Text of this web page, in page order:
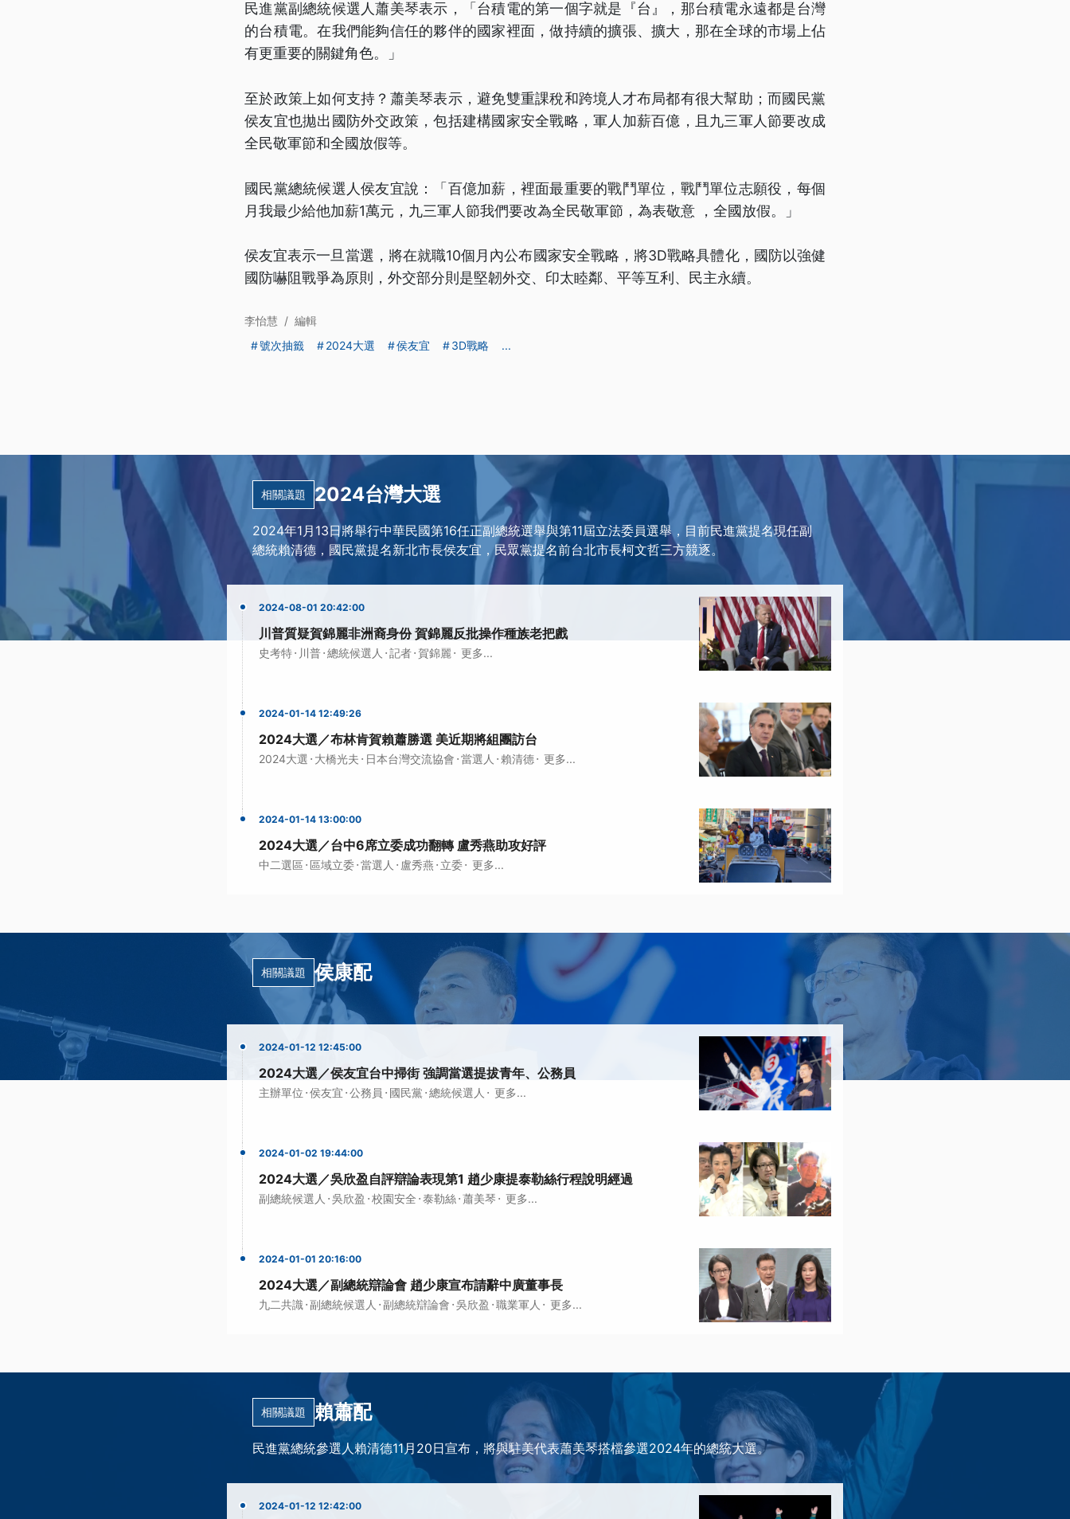
民進黨副總統候選人蕭美琴表示，「台積電的第一個字就是『台』，那台積電永遠都是台灣
的台積電。在我們能夠信任的夥伴的國家裡面，做持續的擴張、擴大，那在全球的市場上佔
有更重要的關鍵角色。」
至於政策上如何支持？蕭美琴表示，避免雙重課稅和跨境人才布局都有很大幫助；而國民黨
侯友宜也拋出國防外交政策，包括建構國家安全戰略，軍人加薪百億，且九三軍人節要改成
全民敬軍節和全國放假等。
國民黨總統候選人侯友宜說：「百億加薪，裡面最重要的戰鬥單位，戰鬥單位志願役，每個
月我最少給他加薪1萬元，九三軍人節我們要改為全民敬軍節，為表敬意 ，全國放假。」
侯友宜表示一旦當選，將在就職10個月內公布國家安全戰略，將3D戰略具體化，國防以強健
國防嚇阻戰爭為原則，外交部分則是堅韌外交、印太睦鄰、平等互利、民主永續。
李怡慧 / 編輯
號次抽籤
2024大選 侯友宜 3D戰略 ...
相關議題 2024台灣大選
2024年1月13日將舉行中華民國第16任正副總統選舉與第11屆立法委員選舉，目前民進黨提名現任副
總統賴清德，國民黨提名新北市長侯友宜，民眾黨提名前台北市長柯文哲三方競逐。
2024-08-01 20:42:00
川普質疑賀錦麗非洲裔身份 賀錦麗反批操作種族老把戲
史考特· 川普·總統候選人 ·記者· 賀錦麗 · 更多...
2024-01-14 12:49:26
2024大選／布林肯賀賴蕭勝選 美近期將組團訪台
2024大選 · 大橋光夫 · 日本台灣交流協會 ·當選人 · 賴清德· 更多...
2024-01-14 13:00:00
2024大選／台中6席立委成功翻轉 盧秀燕助攻好評
中二選區 · 區域立委·當選人 · 盧秀燕 · 立委· 更多...
相關議題 侯康配
2024-01-12 12:45:00
2024大選／侯友宜台中掃街 強調當選提拔青年、公務員
主辦單位 ·侯友宜 ·公務員 · 國民黨 ·總統候選人 · 更多...
2024-01-02 19:44:00
2024大選／吳欣盈自評辯論表現第1 趙少康提泰勒絲行程說明經過
副總統候選人 ·吳欣盈 ·校園安全 ·泰勒絲·蕭美琴 · 更多...
2024-01-01 20:16:00
2024大選／副總統辯論會 趙少康宣布請辭中廣董事長
九二共識 ·副總統候選人 ·副總統辯論會 ·吳欣盈 ·職業軍人 · 更多...
相關議題 賴蕭配
民進黨總統參選人賴清德11月20日宣布，將與駐美代表蕭美琴搭檔參選2024年的總統大選。
2024-01-12 12:42:00